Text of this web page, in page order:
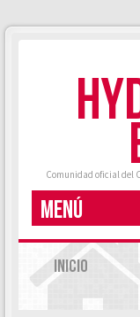
Comunidad oficial del
MENÚ
INICIO